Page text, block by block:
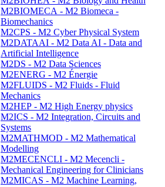
M2BIOMECA - M2 Biomeca -
Biomechanics
M2CPS - M2 Cyber Physical System
M2DATAAI - M2 Data AI - Data and
Artificial Intelligence
M2DS - M2 Data Sciences
M2ENERG - M2 Énergie
M2FLUIDS - M2 Fluids - Fluid
Mechanics
M2HEP - M2 High Energy physics
M2ICS - M2 Integration, Circuits and
Systems
M2MATHMOD - M2 Mathematical
Modelling
M2MECENCLI - M2 Mecencli -
Mechanical Engineering for Clinicians
M2MICAS - M2 Machine Learning,